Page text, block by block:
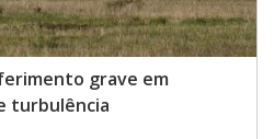
grave em
turbulência